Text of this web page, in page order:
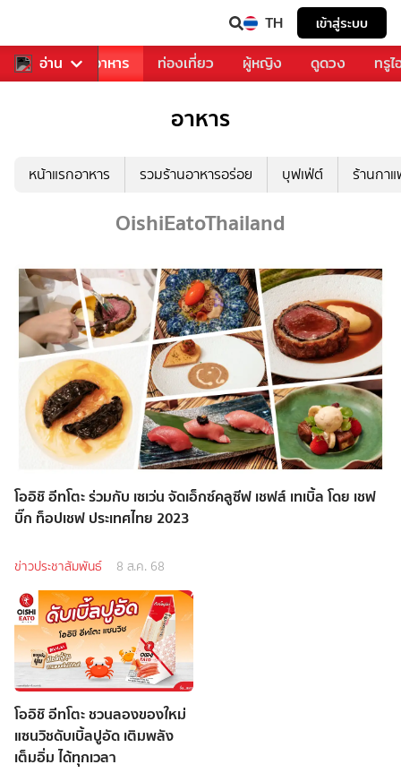
TH เข้าสู่ระบบ
อ่าน
การเพลง อาหาร ท่องเที่ยว ผู้หญิง ดูดวง ทรู
อาหาร
หน้าแรกอาหาร รวมร้านอาหารอร่อย บุฟเฟ่ต์ ร้านกา
OishiEatoThailand
โออิชิ อีทโตะ ร่วมกับ เซเว่น จัดเอ็กซ์คลูซีฟ เชฟส์ เทเบิ้ล โดย เชฟ
บิ๊ก ท็อปเชฟ ประเทศไทย 2023
ข่าวประชาสัมพันธ์ 8 ส.ค. 68
โออิชิ อีทโตะ ชวนลองของใหม่
แซนวิชดับเบิ้ลปูอัด เติมพลัง
เต็มอิ่ม ได้ทุกเวลา